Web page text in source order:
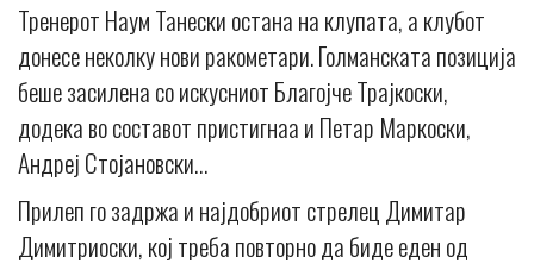
Тренерот Наум Танески остана на клупата, а клубот
донесе неколку нови ракометари. Голманската позиција
беше засилена со искусниот Благојче Трајкоски,
додека во составот пристигнаа и Петар Маркоски,
Андреј Стојановски…
Прилеп го задржа и најдобриот стрелец Димитар
Димитриоски, кој треба повторно да биде еден од